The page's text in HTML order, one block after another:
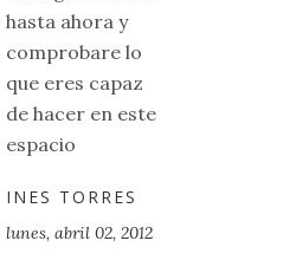
hasta ahora y
comprobare lo
que eres capaz
de hacer en este
espacio
INES TORRES
lunes, abril 02, 2012